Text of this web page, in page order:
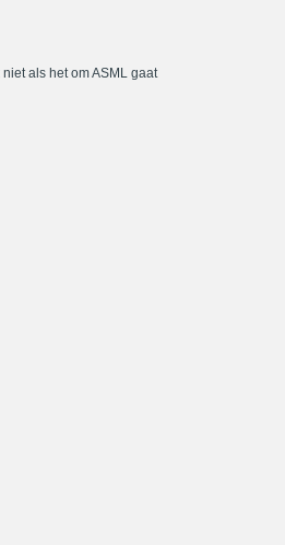
als het om ASML gaat